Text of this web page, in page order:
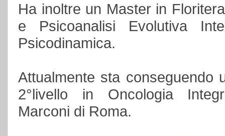
Ha inoltre un Master in
e Psicoanalisi Evolutiva
Psicodinamica.
Attualmente sta conseguendo
2°livello in Oncologia
Marconi di Roma.